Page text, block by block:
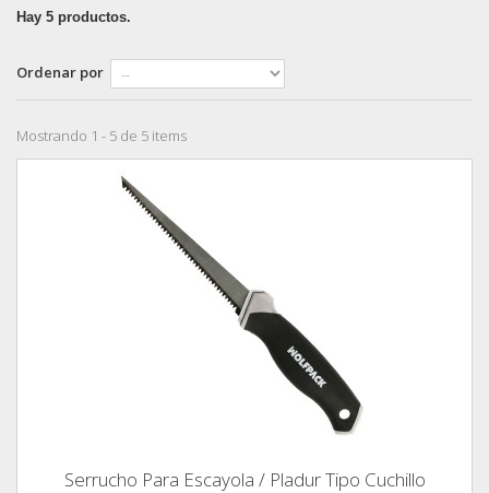
Hay 5 productos.
Ordenar por
Mostrando 1 - 5 de 5 items
Serrucho Para Escayola / Pladur Tipo Cuchillo